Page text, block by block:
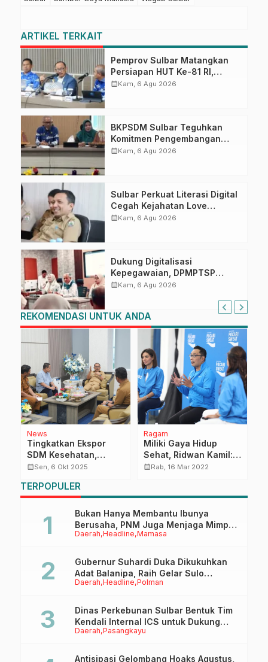
ARTIKEL TERKAIT
Pemprov Sulbar Matangkan
Persiapan HUT Ke-81 RI,
Puncak Upacara di Lapangan
calendar_monthKam, 6 Agu 2026
BKPSDM Sulbar Teguhkan
Komitmen Pengembangan
Kompetensi ASN melalui
calendar_monthKam, 6 Agu 2026
Sulbar Perkuat Literasi Digital
Cegah Kejahatan Love
Scamming
calendar_monthKam, 6 Agu 2026
Dukung Digitalisasi
Kepegawaian, DPMPTSP
Sulbar Siap Terapkan Aplikasi
calendar_monthKam, 6 Agu 2026
REKOMENDASI UNTUK ANDA
News
Tingkatkan Ekspor
SDM Kesehatan,
Gubernur Sulbar
Persiapan Perawat
untuk Jepang
calendar_monthSen, 6 Okt 2025
Ragam
Miliki Gaya Hidup
Sehat, Ridwan Kamil:
Bahaya Generasi
calendar_monthRab, 16 Mar 2022
TERPOPULER
Daerah Headline Mamasa
Bukan Hanya Membantu Ibunya
Berusaha, PNM Juga Menjaga Mimpi
Anaknya Untuk Menggapai Cita-Cita
Daerah Headline Polman
Gubernur Suhardi Duka Dikukuhkan
Adat Balanipa, Raih Gelar Sulo
Tappidena
Daerah Pasangkayu
Dinas Perkebunan Sulbar Bentuk Tim
Kendali Internal ICS untuk Dukung
Sertifikasi ISPO Pekebun di
Antisipasi Gelombang Hoaks Agustus,